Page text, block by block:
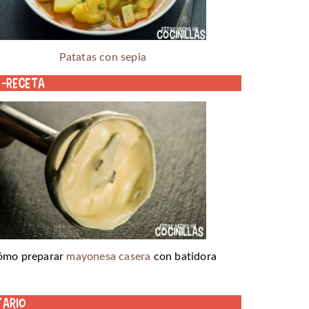
Patatas con sepia
receta
preparar mayonesa casera con batidora